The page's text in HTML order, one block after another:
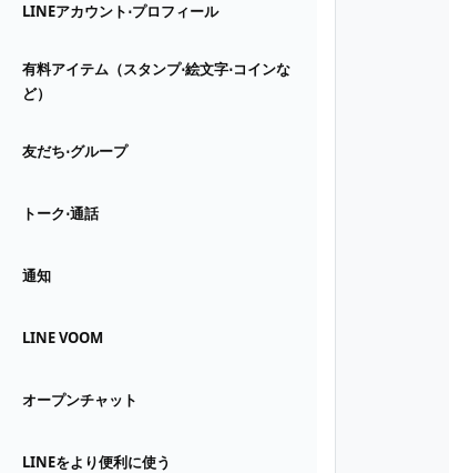
LINEアカウント⋅プロフィール
有料アイテム（スタンプ⋅絵文字⋅コインな
ど）
友だち⋅グループ
トーク⋅通話
通知
LINE VOOM
オープンチャット
LINEをより便利に使う